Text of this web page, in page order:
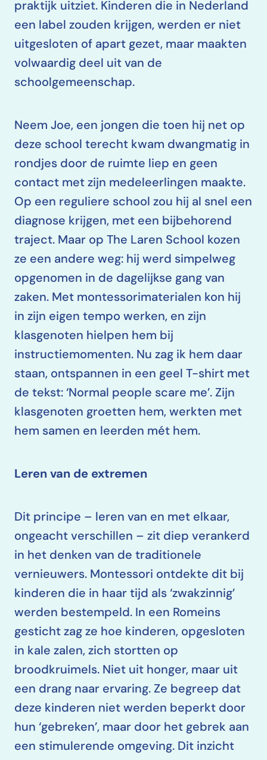
praktijk uitziet. Kinderen die in Nederland
een label zouden krijgen, werden er niet
uitgesloten of apart gezet, maar maakten
volwaardig deel uit van de
schoolgemeenschap.
Neem Joe, een jongen die toen hij net op
deze school terecht kwam dwangmatig in
rondjes door de ruimte liep en geen
contact met zijn medeleerlingen maakte.
Op een reguliere school zou hij al snel een
diagnose krijgen, met een bijbehorend
traject. Maar op The Laren School kozen
ze een andere weg: hij werd simpelweg
opgenomen in de dagelijkse gang van
zaken. Met montessorimaterialen kon hij
in zijn eigen tempo werken, en zijn
klasgenoten hielpen hem bij
instructiemomenten. Nu zag ik hem daar
staan, ontspannen in een geel T-shirt met
de tekst: ‘Normal people scare me’. Zijn
klasgenoten groetten hem, werkten met
hem samen en leerden mét hem.
Leren van de extremen
Dit principe – leren van en met elkaar,
ongeacht verschillen – zit diep verankerd
in het denken van de traditionele
vernieuwers. Montessori ontdekte dit bij
kinderen die in haar tijd als ‘zwakzinnig’
werden bestempeld. In een Romeins
gesticht zag ze hoe kinderen, opgesloten
in kale zalen, zich stortten op
broodkruimels. Niet uit honger, maar uit
een drang naar ervaring. Ze begreep dat
deze kinderen niet werden beperkt door
hun ‘gebreken’, maar door het gebrek aan
een stimulerende omgeving. Dit inzicht